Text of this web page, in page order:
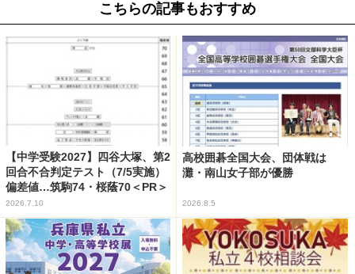
こちらの記事もおすすめ
【中学受験2027】四谷大塚、第2
回合不合判定テスト（7/5実施）
偏差値…筑駒74・桜蔭70＜PR＞
2026.7.10
高校囲碁全国大会、団体戦は
灘・南山女子部が優勝
2026.8.5